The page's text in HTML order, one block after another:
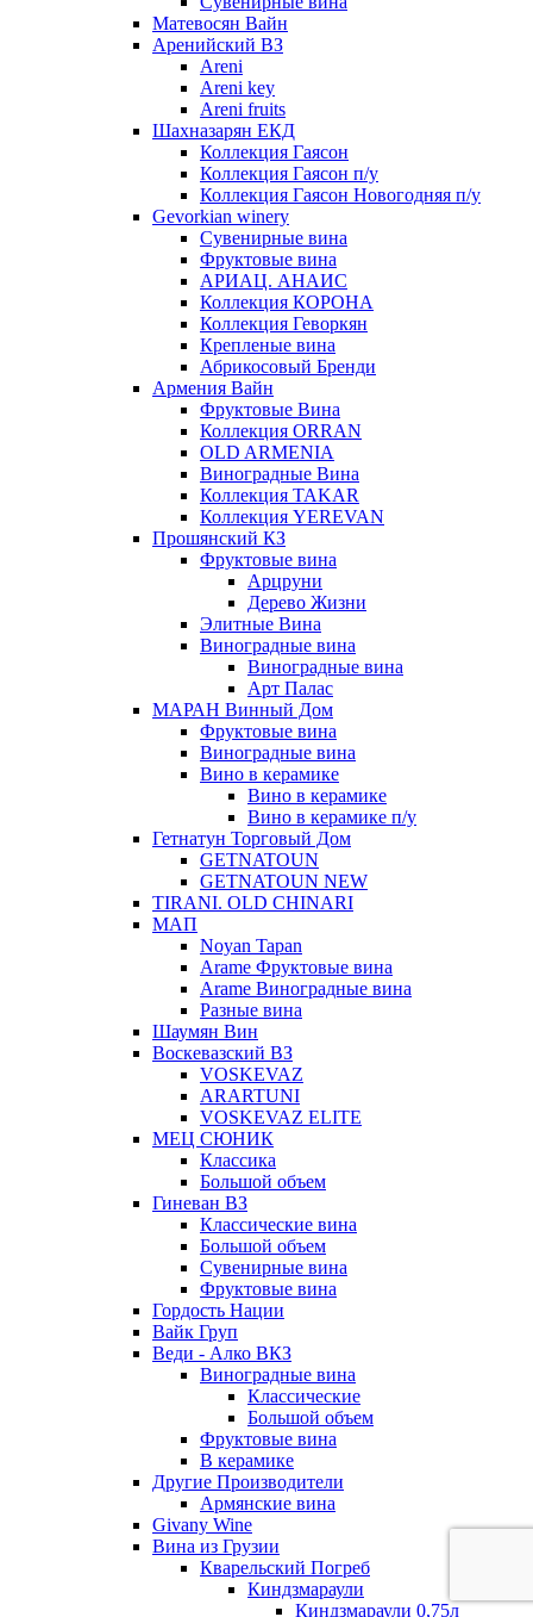
Матевосян Вайн
Аренийский ВЗ
Areni
Areni key
Areni fruits
Шахназарян ЕКД
Коллекция Гаясон
Коллекция Гаясон п/у
Коллекция Гаясон Новогодняя п/у
Gevorkian winery
Сувенирные вина
Фруктовые вина
АРИАЦ. АНАИС
Коллекция КОРОНА
Коллекция Геворкян
Крепленые вина
Абрикосовый Бренди
Армения Вайн
Фруктовые Вина
Коллекция ORRAN
OLD ARMENIA
Виноградные Вина
Коллекция TAKAR
Коллекция YEREVAN
Прошянский КЗ
Фруктовые вина
Арцруни
Дерево Жизни
Элитные Вина
Виноградные вина
Виноградные вина
Арт Палас
МАРАН Винный Дом
Фруктовые вина
Виноградные вина
Вино в керамике
Вино в керамике
Вино в керамике п/у
Гетнатун Торговый Дом
GETNATOUN
GETNATOUN NEW
TIRANI. OLD CHINARI
МАП
Noyan Tapan
Arame Фруктовые вина
Arame Виноградные вина
Разные вина
Шаумян Вин
Воскевазский ВЗ
VOSKEVAZ
ARARTUNI
VOSKEVAZ ELITE
МЕЦ СЮНИК
Классика
Большой объем
Гиневан ВЗ
Классические вина
Большой объем
Сувенирные вина
Фруктовые вина
Гордость Нации
Вайк Груп
Веди - Алко ВКЗ
Виноградные вина
Классические
Большой объем
Фруктовые вина
В керамике
Другие Производители
Армянские вина
Givany Wine
Вина из Грузии
Кварельский Погреб
Киндзмараули
Киндзмараули 0,75л